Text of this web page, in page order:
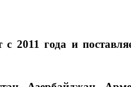
года и поставляет